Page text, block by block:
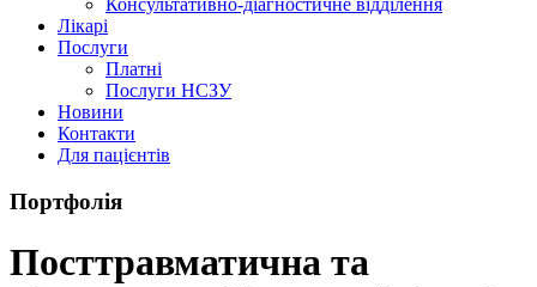
Консультативно-діагностичне відділення
Лікарі
Послуги
Платні
Послуги НСЗУ
Новини
Контакти
Для пацієнтів
Портфолія
Посттравматична та